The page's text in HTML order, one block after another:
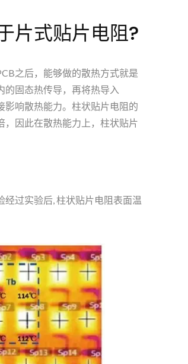
片式贴片电阻?
之后，能够做的散热方式就是
的固态热传导，再将热导入
影响散热能力。柱状贴片电阻的
，因此在散热能力上，柱状贴片
经过实验后, 柱状贴片电阻表面温